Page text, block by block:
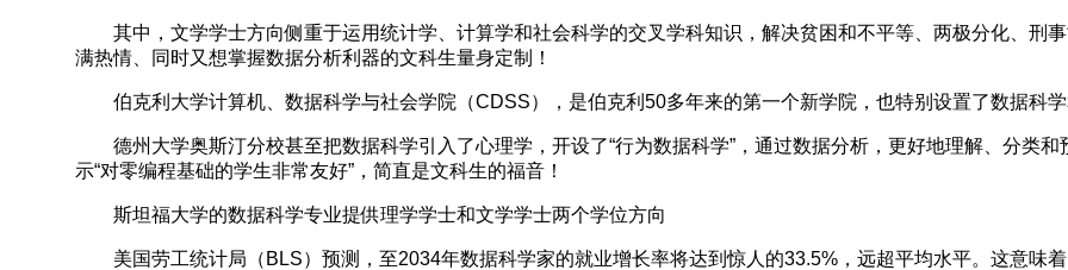
其中，文学学士方向侧重于运用统计学、计算学和社会科学的交叉学科知识，解决贫困和不平等、两极分化、刑
满热情、同时又想掌握数据分析利器的文科生量身定制！
伯克利大学计算机、数据科学与社会学院（CDSS），是伯克利50多年来的第一个新学院，也特别设置了数据科
德州大学奥斯汀分校甚至把数据科学引入了心理学，开设了“行为数据科学”，通过数据分析，更好地理解、分类
示“对零编程基础的学生非常友好”，简直是文科生的福音！
斯坦福大学的数据科学专业提供理学学士和文学学士两个学位方向
美国劳工统计局（BLS）预测，至2034年数据科学家的就业增长率将达到惊人的33.5%，远超平均水平。这意味